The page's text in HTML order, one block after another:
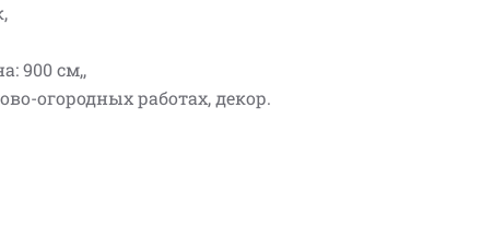
900 см,,
огородных работах, декор.